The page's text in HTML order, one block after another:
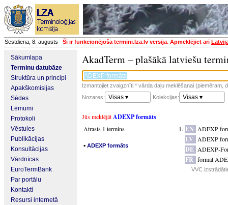
Sestdiena, 8. augusts Šī ir funkcionējoša termini.lza.lv versija. Apmeklējiet arī
Sākumlapa
Terminu datubāze
Struktūra un principi
Apakškomisijas
Sēdes
Lēmumi
Protokoli
Vēstules
Publikācijas
Konsultācijas
Vārdnīcas
EuroTermBank
Par portālu
Kontakti
Resursi internetā
AkadTerm – plašākā latviešu
Izmantojiet zvaigznīti * vārda daļu meklēšanai (piemēram,
Nozares:
Visas ▾ Kolekcijas: Visas ▾
Jūs meklējātADEXP formāts
Atrasts 1 termins
▪ ADEXP formāts
EN ADEXP
LV ADEXP
DE ADEXP-
FR format
VVC